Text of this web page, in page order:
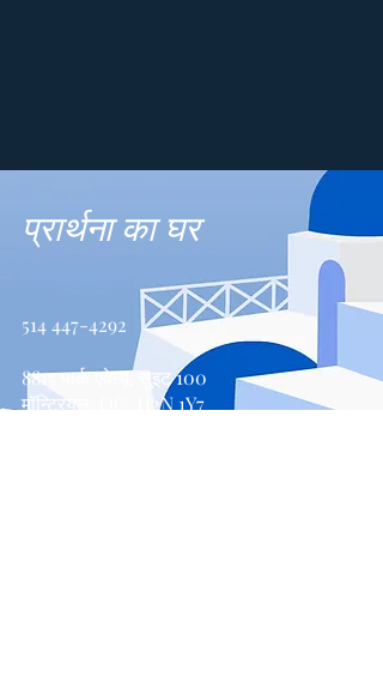
प्रार्थना का घर
514 447-4292
8815 पार्क एवेन्यू, सुइट 100
मॉन्ट्रियल, QC, H2N 1Y7